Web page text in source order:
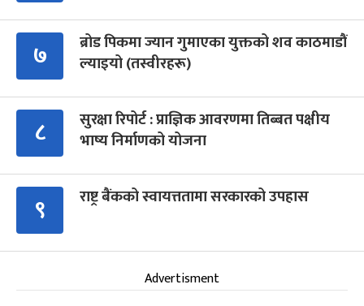
७
ब्रोड पिकमा ज्यान गुमाएका युक्तको शव काठमाडौं
ल्याइयो (तस्वीरहरू)
८
सुरक्षा रिपोर्ट : प्राज्ञिक आवरणमा तिब्बत पक्षीय
भाष्य निर्माणको योजना
९ राष्ट्र बैंकको स्वायत्ततामा सरकारको उपहास
Advertisment